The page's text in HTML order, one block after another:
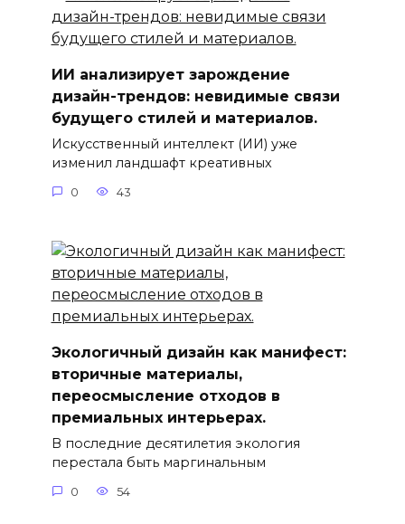
ИИ анализирует зарождение
дизайн-трендов: невидимые связи
будущего стилей и материалов.
Искусственный интеллект (ИИ) уже
изменил ландшафт креативных
0 43
Экологичный дизайн как манифест:
вторичные материалы,
переосмысление отходов в
премиальных интерьерах.
В последние десятилетия экология
перестала быть маргинальным
0 54